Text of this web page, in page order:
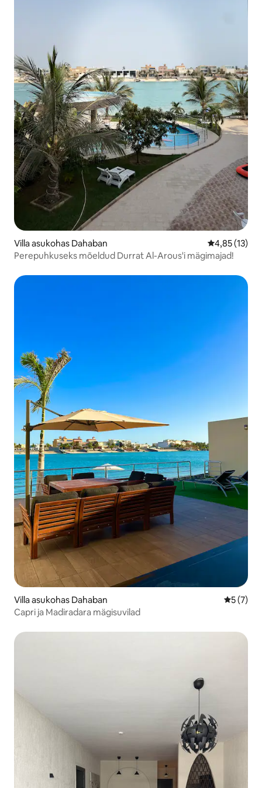
Villa asukohas Dahaban Keskmine
4,85 (13)
Perepuhkuseks mõeldud Durrat Al-Arous'i mägimajad!
Villa asukohas Dahaban
5 (7)
Capri ja Madiradara mägisuvilad